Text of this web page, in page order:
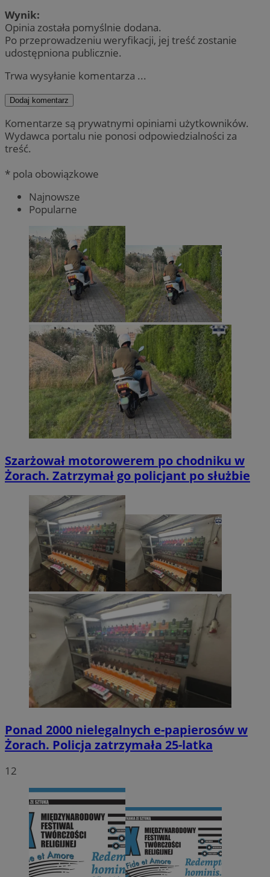
Wynik:
Opinia została pomyślnie dodana.
Po przeprowadzeniu weryfikacji, jej treść zostanie
udostępniona publicznie.
Trwa wysyłanie komentarza ...
Dodaj komentarz
Komentarze są prywatnymi opiniami użytkowników.
Wydawca portalu nie ponosi odpowiedzialności za
treść.
* pola obowiązkowe
Najnowsze
Popularne
Szarżował motorowerem po chodniku w
Żorach. Zatrzymał go policjant po służbie
Ponad 2000 nielegalnych e-papierosów w
Żorach. Policja zatrzymała 25-latka
12